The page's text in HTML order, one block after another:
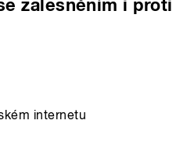
zalesněním i proti
internetu